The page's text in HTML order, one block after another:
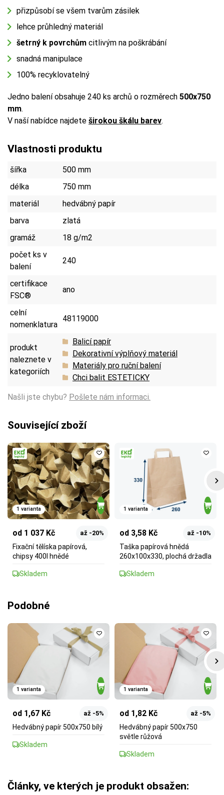
přizpůsobí se všem tvarům zásilek
lehce průhledný materiál
šetrný k povrchům citlivým na poškrábání
snadná manipulace
100% recyklovatelný
Jedno balení obsahuje 240 ks archů o rozměrech 500x750
mm.
V naší nabídce najdete širokou škálu barev.
Vlastnosti produktu
šířka
500 mm
délka
750 mm
materiál
hedvábný papír
barva
zlatá
gramáž
18 g/m2
počet ks v
balení
240
certifikace
FSC®
ano
celní
nomenklatura
48119000
produkt
naleznete v
kategoriích
Balicí papír
Dekorativní výplňový materiál
Materiály pro ruční balení
Chci balit ESTETICKY
Našli jste chybu? Pošlete nám informaci.
Související zboží
1 varianta
od 1 037 Kč až -20%
Fixační tělíska papírová,
chipsy 400l hnědé
Skladem
1 varianta
od 3,58 Kč až -10%
Taška papírová hnědá
260x100x330, plochá držadla
Skladem
Podobné
1 varianta
od 1,67 Kč až -5%
Hedvábný papír 500x750 bílý
Skladem
1 varianta
od 1,82 Kč až -5%
Hedvábný papír 500x750
světle růžová
Skladem
Články, ve kterých je produkt obsažen: